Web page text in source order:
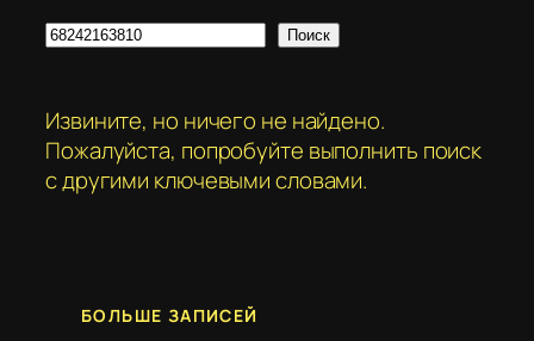
Поиск Поиск
Извините, но ничего не найдено.
Пожалуйста, попробуйте выполнить поиск
с другими ключевыми словами.
БОЛЬШЕ ЗАПИСЕЙ